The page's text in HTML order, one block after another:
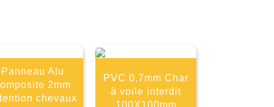
Panneau Alu
2mm
chevaux
PVC 0,7mm Char
à voile interdit
100X100mm